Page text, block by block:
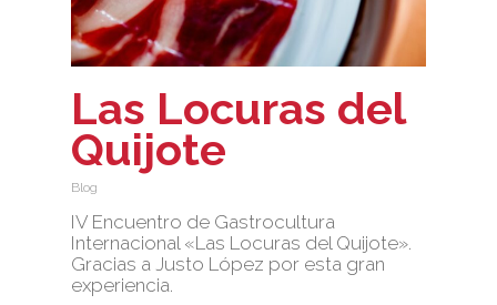
No
Las Locuras del
Quijote
Blog
IV Encuentro de Gastrocultura
Internacional «Las Locuras del Quijote».
Gracias a Justo López por esta gran
experiencia.